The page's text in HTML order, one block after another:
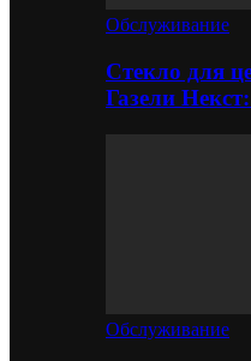
Обслуживание
Стекло для
Газели
Обслуживание